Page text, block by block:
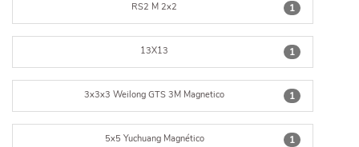
1
RS2 M 2x2
1
13X13
1
3x3x3 Weilong GTS 3M Magnetico
1
5x5 Yuchuang Magnético